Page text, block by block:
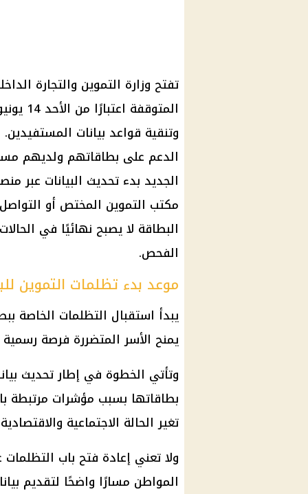
تفتح وزارة التموين والتجارة
وتنقية قواعد بيانات
الدعم على بطاقاتهم ولديهم
الجديد بدء تحديث البيانات عبر
البطاقة لا يصبح نهائيًا في
الفحص.
موعد بدء تظلمات التموين
يمنح الأسر المتضررة فرصة رسمية
وتأتي الخطوة في إطار تحديث
بطاقاتها بسبب مؤشرات مرتبطة
تغير الحالة الاجتماعية
ولا تعني إعادة فتح باب
المواطن مسارًا واضحًا لتقديم